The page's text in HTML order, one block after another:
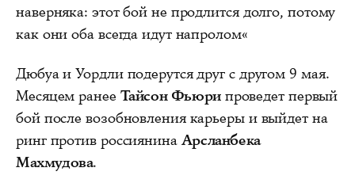
наверняка: этот бой не продлится долго, потому
как они оба всегда идут напролом«
Дюбуа и Уордли подерутся друг с другом 9 мая.
Месяцем ранее Тайсон Фьюрипроведет первый
бой после возобновления карьеры и выйдет на
ринг против россиянина Арсланбека
Махмудова.